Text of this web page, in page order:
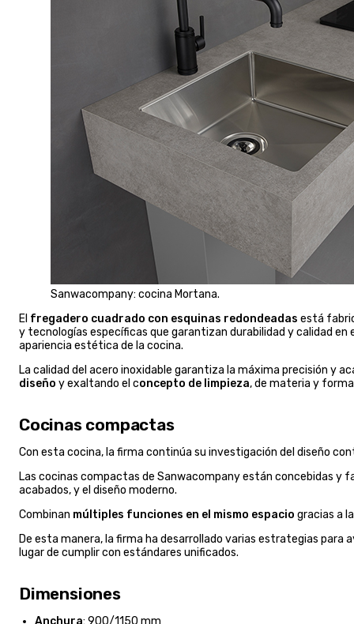
Sanwacompany: cocina Mortana.
El fregadero cuadrado con esquinas redondeadas está
y tecnologías específicas que garantizan durabilidad y calidad
apariencia estética de la cocina.
La calidad del acero inoxidable garantiza la máxima precisión y
diseño y exaltando el concepto de limpieza, de materia y
Cocinas compactas
Con esta cocina, la firma continúa su investigación del diseño
Las cocinas compactas de Sanwacompany están concebidas y
acabados, y el diseño moderno.
Combinan múltiples funciones en el mismo espacio gracias a
De esta manera, la firma ha desarrollado varias estrategias para
lugar de cumplir con estándares unificados.
Dimensiones
Anchura: 900/1150 mm